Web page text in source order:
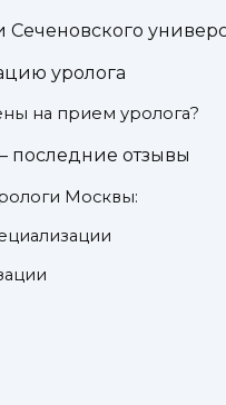
уролога
на прием уролога?
последние отзывы
Москвы: